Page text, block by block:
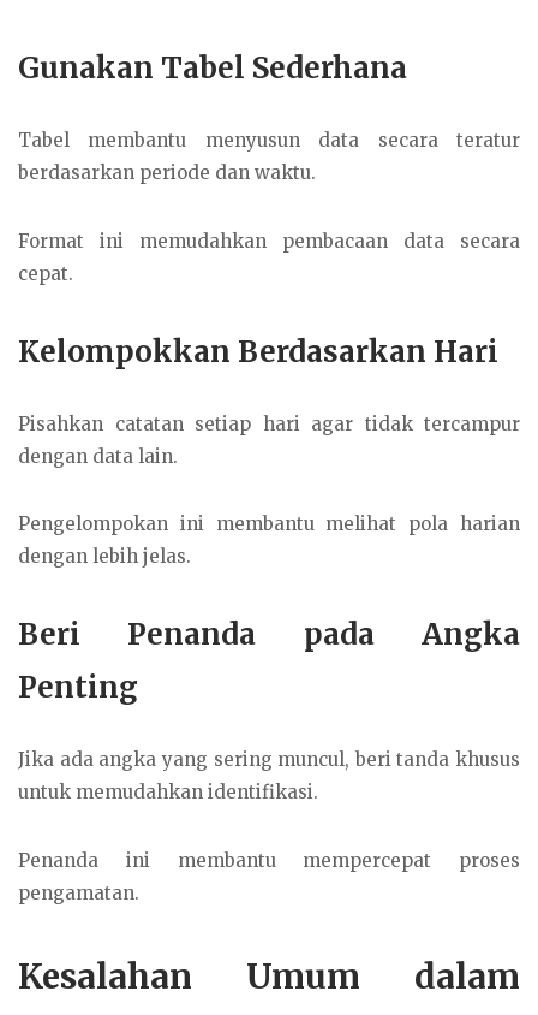
Gunakan Tabel Sederhana
Tabel membantu menyusun data secara teratur
berdasarkan periode dan waktu.
Format ini memudahkan pembacaan data secara
cepat.
Kelompokkan Berdasarkan Hari
Pisahkan catatan setiap hari agar tidak tercampur
dengan data lain.
Pengelompokan ini membantu melihat pola harian
dengan lebih jelas.
Beri Penanda pada Angka
Penting
Jika ada angka yang sering muncul, beri tanda khusus
untuk memudahkan identifikasi.
Penanda ini membantu mempercepat proses
pengamatan.
Kesalahan Umum dalam